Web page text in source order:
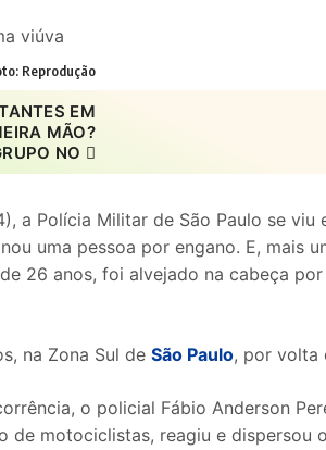
Reprodução
EM
MÃO?
NO
a Polícia Militar de São Paulo se viu
uma pessoa por engano. E, mais
26 anos, foi alvejado na cabeça
na Zona Sul de São Paulo, por volta
o policial Fábio Anderson
de motociclistas, reagiu e dispersou